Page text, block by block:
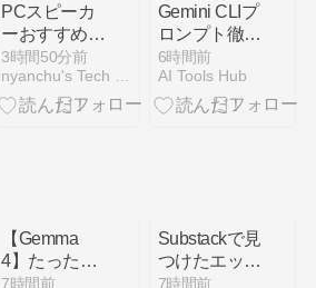
PCスピーカ
ーおすすめ｜
エンジニアの
デスク用3タ
イプ比較ガイ
3時間50分前
nyanchu's Tech Blog
Gemini CLIプ
ロンプト徹底
攻略！自動化
と効率化を実
現する実践的
6時間前
AI Tools Hub
【Gemma
4】たった一
言から神プロ
7時間前
Substackで見
つけたエッセ
イ｜今日のエ
7時間前